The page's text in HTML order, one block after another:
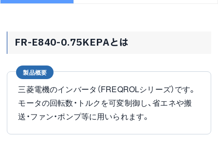
FR-E840-0.75KEPAとは
製品概要
三菱電機のインバータ（FREQROLシリーズ）です。
モータの回転数・トルクを可変制御し、省エネや搬
送・ファン・ポンプ等に用いられます。